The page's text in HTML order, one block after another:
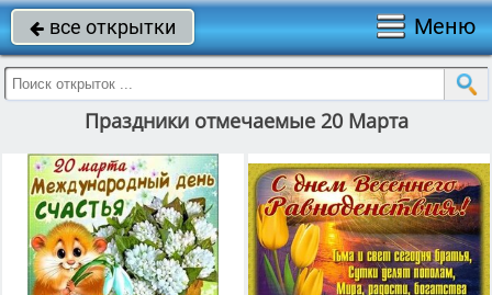
 все открытки Меню
Праздники отмечаемые 20 Марта